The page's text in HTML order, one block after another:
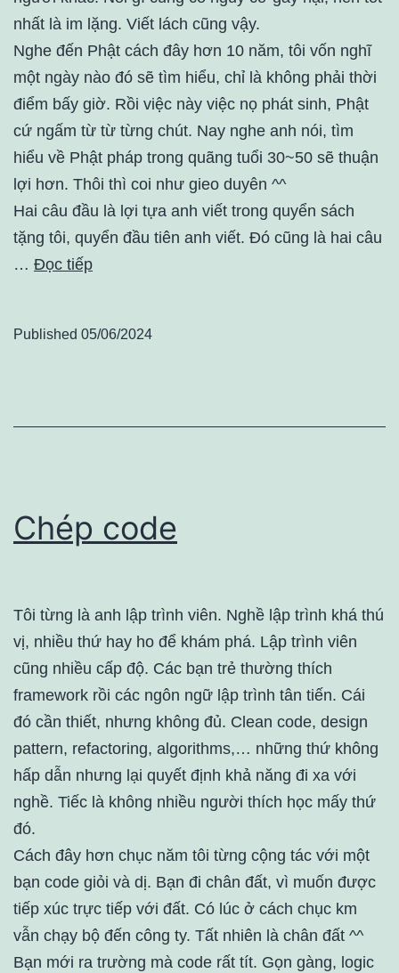
nhất là im lặng. Viết lách cũng vậy.
Nghe đến Phật cách đây hơn 10 năm, tôi vốn nghĩ
một ngày nào đó sẽ tìm hiểu, chỉ là không phải thời
điểm bấy giờ. Rồi việc này việc nọ phát sinh, Phật
cứ ngấm từ từ từng chút. Nay nghe anh nói, tìm
hiểu về Phật pháp trong quãng tuổi 30~50 sẽ thuận
lợi hơn. Thôi thì coi như gieo duyên ^^
Hai câu đầu là lợi tựa anh viết trong quyển sách
tặng tôi, quyển đầu tiên anh viết. Đó cũng là hai câu
… Đọc tiếp
Published 05/06/2024
Chép code
Tôi từng là anh lập trình viên. Nghề lập trình khá thú
vị, nhiều thứ hay ho để khám phá. Lập trình viên
cũng nhiều cấp độ. Các bạn trẻ thường thích
framework rồi các ngôn ngữ lập trình tân tiến. Cái
đó cần thiết, nhưng không đủ. Clean code, design
pattern, refactoring, algorithms,… những thứ không
hấp dẫn nhưng lại quyết định khả năng đi xa với
nghề. Tiếc là không nhiều người thích học mấy thứ
đó.
Cách đây hơn chục năm tôi từng cộng tác với một
bạn code giỏi và dị. Bạn đi chân đất, vì muốn được
tiếp xúc trực tiếp với đất. Có lúc ở cách chục km
vẫn chạy bộ đến công ty. Tất nhiên là chân đất ^^
Bạn mới ra trường mà code rất tít. Gọn gàng, logic